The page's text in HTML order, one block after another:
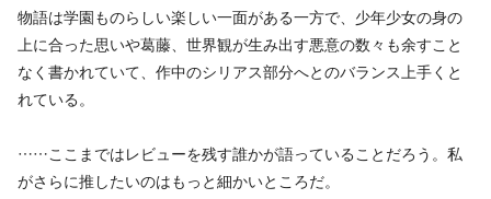
物語は学園ものらしい楽しい一面がある一方で、少年少女の身の
上に合った思いや葛藤、世界観が生み出す悪意の数々も余すこと
なく書かれていて、作中のシリアス部分へとのバランス上手くと
れている。
……ここまではレビューを残す誰かが語っていることだろう。私
がさらに推したいのはもっと細かいところだ。